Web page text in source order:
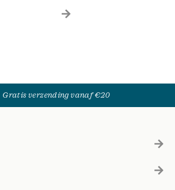
Gratis verzending vanaf €20